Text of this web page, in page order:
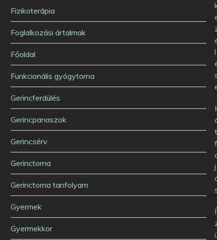
Fizikoterápia
Foglalkozási ártalmak
Főoldal
Funkcionális gyógytorna
Gerincferdülés
Gerincpanaszok
Gerincsérv
Gerinctorna
Gerinctorna tanfolyam
Gyermek
Gyermekkor
l
j
Í